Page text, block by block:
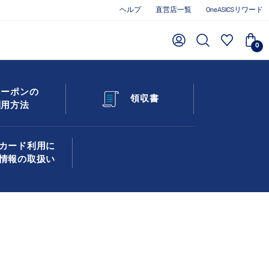
ヘルプ 直営店一覧 OneASICSリワード
0
ーポンの
方法
領収書
ード利用に
報の取扱い